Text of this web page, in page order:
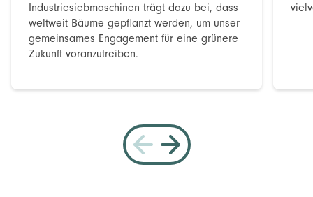
Industriesiebmaschinen trägt dazu bei, dass
weltweit Bäume gepflanzt werden, um unser
gemeinsames Engagement für eine grünere
Zukunft voranzutreiben.